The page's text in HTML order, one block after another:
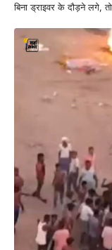
बिना ड्राइवर के दौड़ने लगे,